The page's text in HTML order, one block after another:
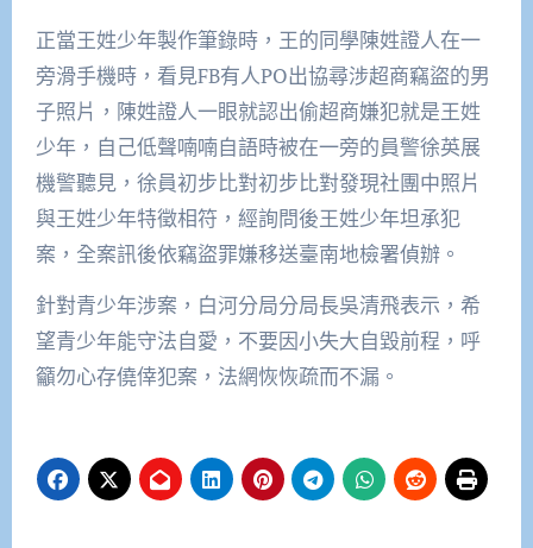
正當王姓少年製作筆錄時，王的同學陳姓證人在一
旁滑手機時，看見FB有人PO出協尋涉超商竊盜的男
子照片，陳姓證人一眼就認出偷超商嫌犯就是王姓
少年，自己低聲喃喃自語時被在一旁的員警徐英展
機警聽見，徐員初步比對初步比對發現社團中照片
與王姓少年特徵相符，經詢問後王姓少年坦承犯
案，全案訊後依竊盜罪嫌移送臺南地檢署偵辦。
針對青少年涉案，白河分局分局長吳清飛表示，希
望青少年能守法自愛，不要因小失大自毀前程，呼
籲勿心存僥倖犯案，法網恢恢疏而不漏。